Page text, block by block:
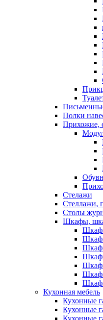
Полки
Прихожие,
Стелажи
Стеллажи,
Столы
Шкафы,
Кухонная мебель
Кухонные
Кухонные